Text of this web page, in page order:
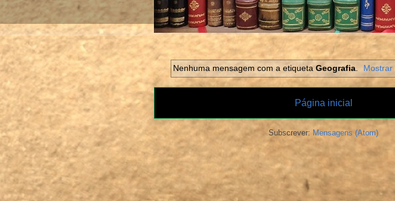
Nenhuma mensagem com a etiqueta Geografia. Mostrar
Página inicial
Subscrever: Mensagens (Atom)